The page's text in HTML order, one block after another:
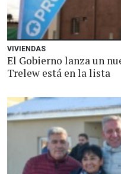
VIVIENDAS
El Gobierno lanza un
Trelew está en la lista